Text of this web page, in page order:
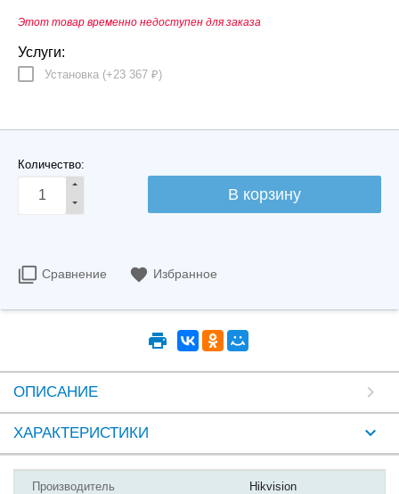
Этот товар временно недоступен для заказа
Услуги:
Установка (+23 367 ₽)
Количество:
Сравнение Избранное
ОПИСАНИЕ
ХАРАКТЕРИСТИКИ
Производитель Hikvision